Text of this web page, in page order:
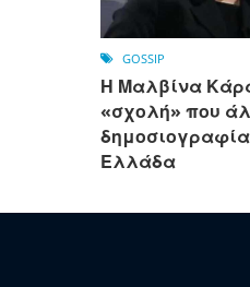
GOSSIP
Η Μαλβίνα
«σχολή» που
Ελλάδα